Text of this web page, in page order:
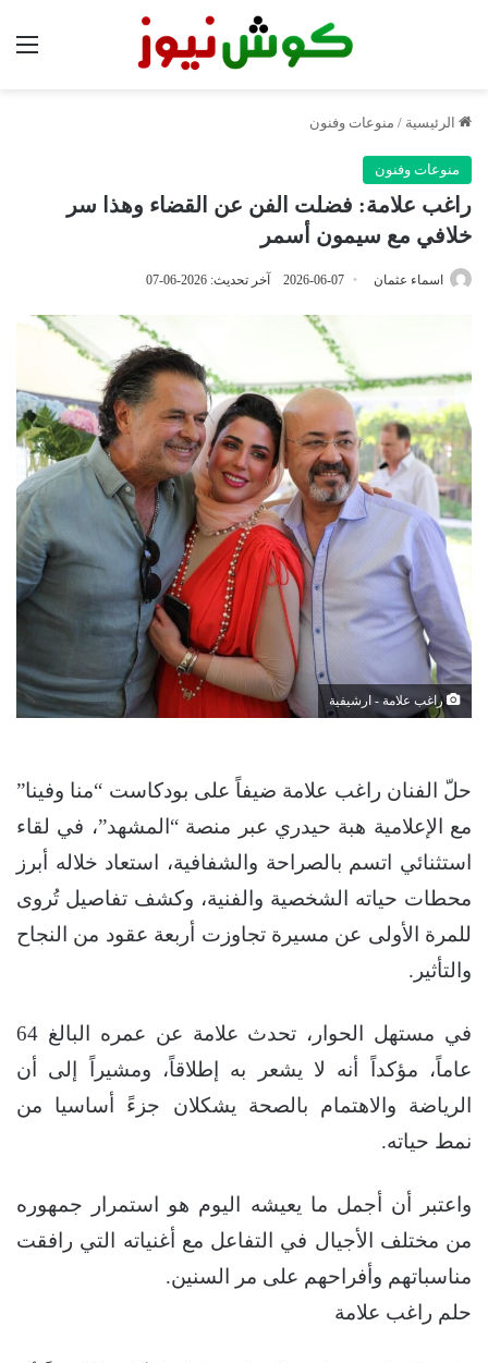
الرئيسية / منوعات وفنون
منوعات وفنون
راغب علامة: فضلت الفن عن القضاء وهذا سر
خلافي مع سيمون أسمر
اسماء عثمان 2026-06-07 آخر تحديث: 2026-06-07
راغب علامة - ارشيفية
حلّ الفنان راغب علامة ضيفاً على بودكاست “منا وفينا”
مع الإعلامية هبة حيدري عبر منصة “المشهد”، في لقاء
استثنائي اتسم بالصراحة والشفافية، استعاد خلاله أبرز
محطات حياته الشخصية والفنية، وكشف تفاصيل تُروى
للمرة الأولى عن مسيرة تجاوزت أربعة عقود من النجاح
والتأثير.
في مستهل الحوار، تحدث علامة عن عمره البالغ 64
عاماً، مؤكداً أنه لا يشعر به إطلاقاً، ومشيراً إلى أن
الرياضة والاهتمام بالصحة يشكلان جزءً أساسيا من
نمط حياته.
واعتبر أن أجمل ما يعيشه اليوم هو استمرار جمهوره
من مختلف الأجيال في التفاعل مع أغنياته التي رافقت
مناسباتهم وأفراحهم على مر السنين.
حلم راغب علامة